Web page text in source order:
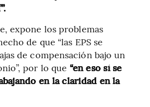
expone los problemas
de que “las EPS se
de compensación bajo un
por lo que “en eso sí se
en la claridad en la